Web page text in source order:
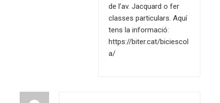
de l’av. Jacquard o fer
classes particulars. Aquí
tens la informació:
https://biter.cat/biciescol
a/